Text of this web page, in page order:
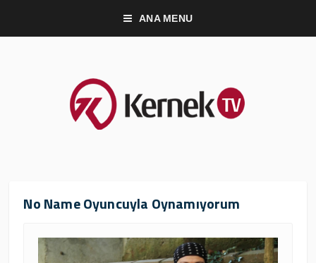
ANA MENU
No Name Oyuncuyla Oynamıyorum